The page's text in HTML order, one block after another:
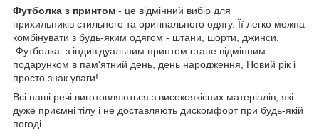
Футболка з принтом - це відмінний вибір для
прихильників стильного та оригінального одягу. Її легко можна
комбінувати з будь-яким одягом - штани, шорти, джинси.
Футболка з індивідуальним принтом стане відмінним
подарунком в пам'ятний день, день народження, Новий рік і
просто знак уваги!
Всі наші речі виготовляються з високоякісних матеріалів, які
дуже приємні тілу і не доставляють дискомфорт при будь-якій
погоді.